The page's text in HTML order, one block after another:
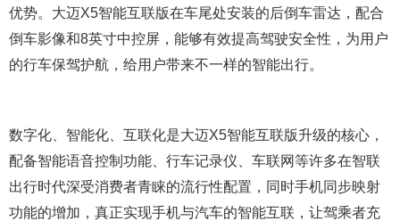
优势。大迈X5智能互联版在车尾处安装的后倒车雷达，配合
倒车影像和8英寸中控屏，能够有效提高驾驶安全性，为用户
的行车保驾护航，给用户带来不一样的智能出行。
数字化、智能化、互联化是大迈X5智能互联版升级的核心，
配备智能语音控制功能、行车记录仪、车联网等许多在智联
出行时代深受消费者青睐的流行性配置，同时手机同步映射
功能的增加，真正实现手机与汽车的智能互联，让驾乘者充